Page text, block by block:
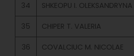
34 SHKEOPU I. OLEKSANDRYNA
35 CHIPER T. VALERIA
36 COVALCIUC M. NICOLAE